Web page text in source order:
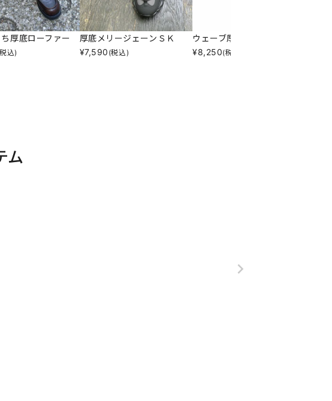
厚底ローファー
込)
厚底メリージェーンＳＫ
¥7,590 (税込)
ウェーブ厚底サボサンダル
¥8,250(税込)
ム